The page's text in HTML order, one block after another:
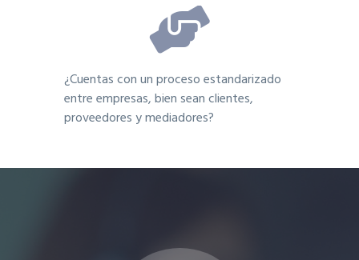
¿Cuentas con un proceso estandarizado
entre empresas, bien sean clientes,
proveedores y mediadores?